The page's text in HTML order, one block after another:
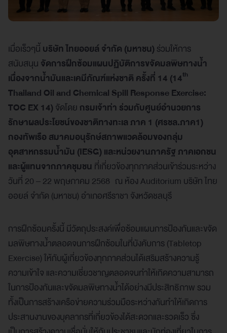
เมื่อเร็วๆนี้ บริษัท ไทยออยล์ จำกัด (มหาชน) ร่วมให้การ
สนับสนุน จัดการฝึกซ้อมแผนปฏิบัติการขจัดมลพิษทางน้ำ
เนื่องจากน้ำมันและเคมีภัณฑ์แห่งชาติ ครั้งที่ 14 (14th
Thailand Oil and Chemical Spill Response Exercise:
TOC EX 14) จัดโดย กรมเจ้าท่า ร่วมกับศูนย์อำนวยการ
รักษาผลประโยชน์ของชาติทางทะเล ภาค 1 (ศรชล.ภาค1)
กองทัพเรือ สมาคมอนุรักษ์สภาพแวดล้อมของกลุ่ม
อุตสาหกรรมน้ำมัน (IESG) และหน่วยงานภาครัฐ ภาคเอกชน
และผู้แทนจากภาคชุมชน ที่เกี่ยวข้องทุกภาคส่วนเข้าร่วมระหว่าง
วันที่ 20 – 22 พฤษภาคม 2568 ณ ห้อง Auditorium บริษัท ไทย
ออยล์ จำกัด (มหาชน) อำเภอศรีราชา จังหวัดชลบุรี
การฝึกซ้อมครั้งนี้ มีวัตถุประสงค์เพื่อซ้อมแผนการป้องกันและขจัด
มลพิษทางน้ำตลอดจนการฝึกซ้อมในที่บังคับการ (Tabletop
Exercise) ให้กับผู้เกี่ยวข้องทุกภาคส่วนได้เสริมสร้างความรู้
ความเข้าใจ และความเชี่ยวชาญตลอดจนทำให้เกิดความสามารถ
ในการป้องกันและขจัดมลพิษทางน้ำได้อย่างมีประสิทธิภาพ รวม
ทั้งเป็นการสร้างเครือข่ายความร่วมมือระหว่างกันทำให้เกิดการ
ประสานงานของบุคลากรที่เกี่ยวข้องได้สะดวกและรวดเร็ว ซึ่ง